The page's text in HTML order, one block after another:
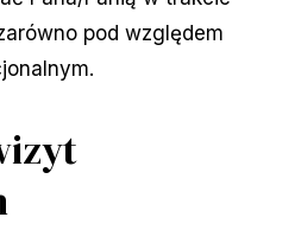
pod względem